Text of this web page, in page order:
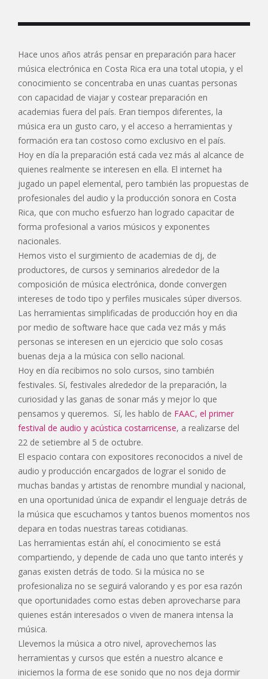
Hace unos años atrás pensar en preparación para hacer
música electrónica en Costa Rica era una total utopia, y el
conocimiento se concentraba en unas cuantas personas
con capacidad de viajar y costear preparación en
academias fuera del país. Eran tiempos diferentes, la
música era un gusto caro, y el acceso a herramientas y
formación era tan costoso como exclusivo en el país.
Hoy en día la preparación está cada vez más al alcance de
quienes realmente se interesen en ella. El internet ha
jugado un papel elemental, pero también las propuestas de
profesionales del audio y la producción sonora en Costa
Rica, que con mucho esfuerzo han logrado capacitar de
forma profesional a varios músicos y exponentes
nacionales.
Hemos visto el surgimiento de academias de dj, de
productores, de cursos y seminarios alrededor de la
composición de música electrónica, donde convergen
intereses de todo tipo y perfiles musicales súper diversos.
Las herramientas simplificadas de producción hoy en dia
por medio de software hace que cada vez más y más
personas se interesen en un ejercicio que solo cosas
buenas deja a la música con sello nacional.
Hoy en día recibimos no solo cursos, sino también
festivales. Sí, festivales alrededor de la preparación, la
curiosidad y las ganas de sonar más y mejor lo que
pensamos y queremos. Sí, les hablo de FAAC, el primer
festival de audio y acústica costarricense, a realizarse del
22 de setiembre al 5 de octubre.
El espacio contara con expositores reconocidos a nivel de
audio y producción encargados de lograr el sonido de
muchas bandas y artistas de renombre mundial y nacional,
en una oportunidad única de expandir el lenguaje detrás de
la música que escuchamos y tantos buenos momentos nos
depara en todas nuestras tareas cotidianas.
Las herramientas están ahí, el conocimiento se está
compartiendo, y depende de cada uno que tanto interés y
ganas existen detrás de todo. Si la música no se
profesionaliza no se seguirá valorando y es por esa razón
que oportunidades como estas deben aprovecharse para
quienes están interesados o viven de manera intensa la
música.
Llevemos la música a otro nivel, aprovechemos las
herramientas y cursos que estén a nuestro alcance e
iniciemos la forma de ese sonido que no nos deja dormir